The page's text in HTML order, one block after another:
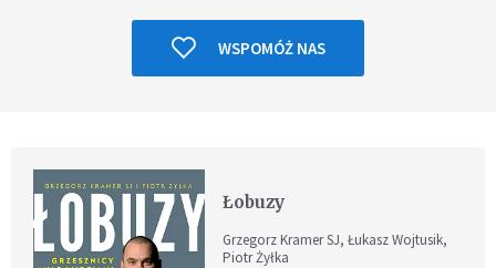
WSPOMÓŻ NAS
Łobuzy
Grzegorz Kramer SJ, Łukasz Wojtusik,
Piotr Żyłka